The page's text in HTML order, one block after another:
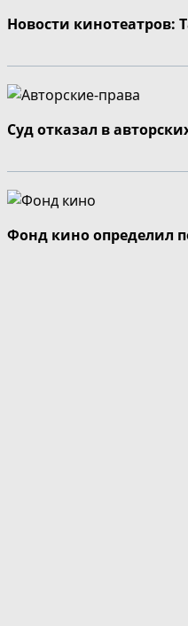
Новости кинотеатров:
Суд отказал в
Фонд кино определил